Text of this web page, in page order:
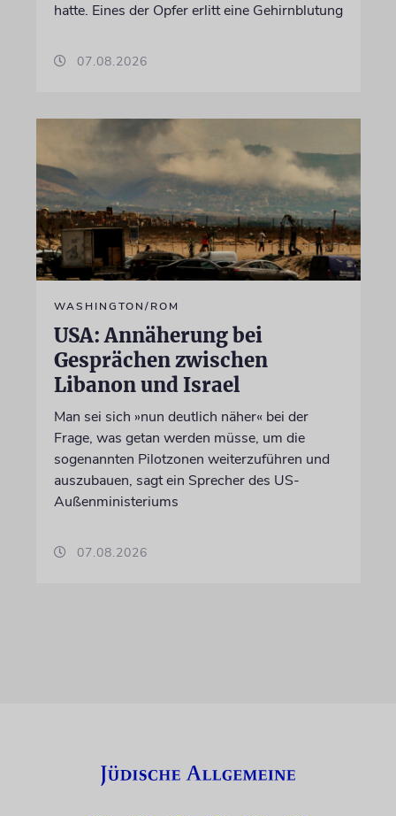
hatte. Eines der Opfer erlitt eine Gehirnblutung
07.08.2026
WASHINGTON/ROM
USA: Annäherung bei
Gesprächen zwischen
Libanon und Israel
Man sei sich »nun deutlich näher« bei der
Frage, was getan werden müsse, um die
sogenannten Pilotzonen weiterzuführen und
auszubauen, sagt ein Sprecher des US-
Außenministeriums
07.08.2026